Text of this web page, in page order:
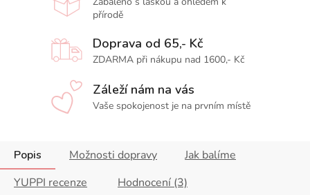
přírodě
Doprava od 65,- Kč
ZDARMA při nákupu nad 1600,- Kč
Záleží nám na vás
Vaše spokojenost je na prvním místě
Popis Možnosti dopravy
Jak balíme
YUPPI recenze
Hodnocení (3)